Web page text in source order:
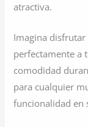
atractiva.
Imagina disfrutar
perfectamente a
comodidad
para cualquier
funcionalidad en